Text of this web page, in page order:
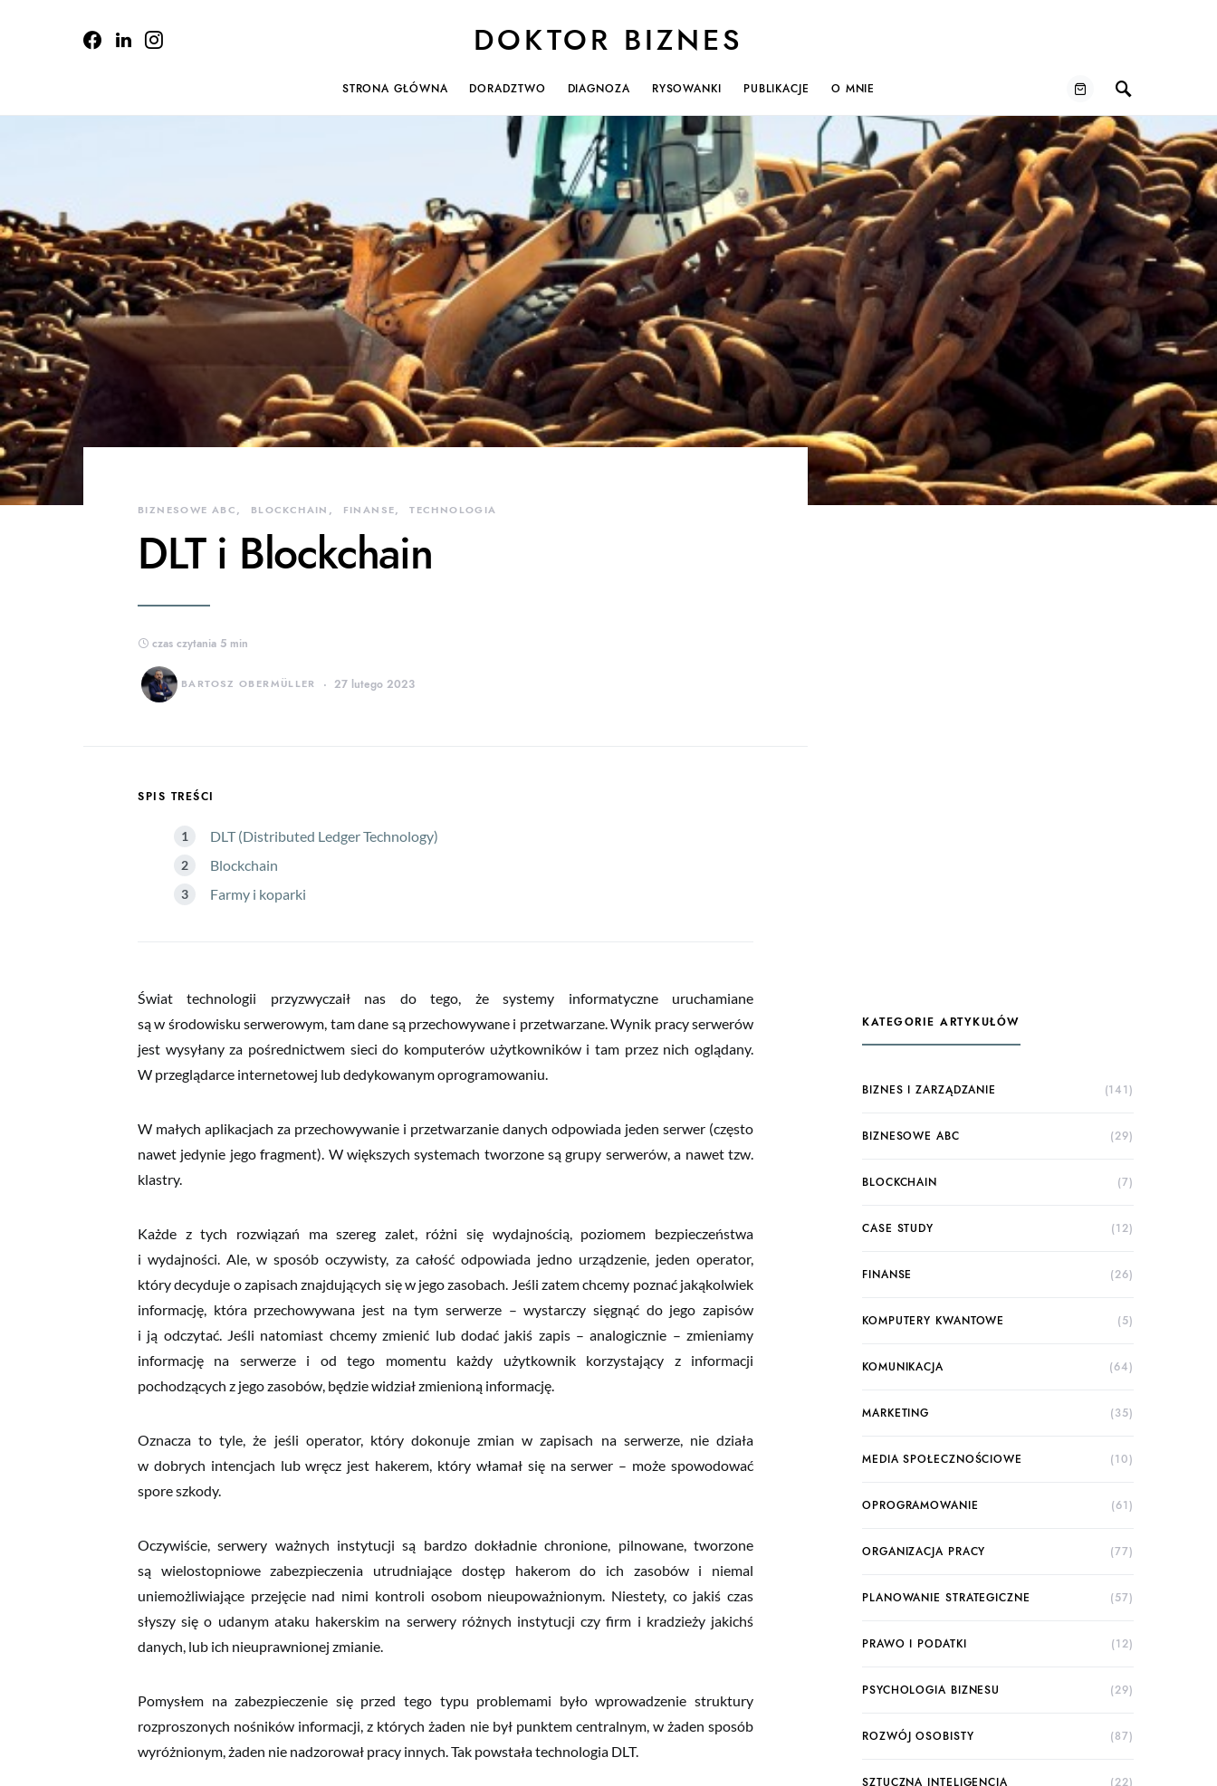
DOKTOR BIZNES
STRONA GŁÓWNA DORADZTWO DIAGNOZA RYSOWANKI PUBLIKACJE O MNIE
BIZNESOWE ABC BLOCKCHAIN FINANSE TECHNOLOGIA
DLT i Blockchain
czas czytania 5 min
BARTOSZ OBERMÜLLER 27 lutego 2023
SPIS TREŚCI
DLT (Distributed Ledger Technology)
Blockchain
Farmy i koparki
Świat technologii przyzwyczaił nas do tego, że systemy informatyczne uruchamiane
są w środowisku serwerowym, tam dane są przechowywane i przetwarzane. Wynik pracy serwerów
jest wysyłany za pośrednictwem sieci do komputerów użytkowników i tam przez nich oglądany.
W przeglądarce internetowej lub dedykowanym oprogramowaniu.
W małych aplikacjach za przechowywanie i przetwarzanie danych odpowiada jeden serwer (często
nawet jedynie jego fragment). W większych systemach tworzone są grupy serwerów, a nawet tzw.
klastry.
Każde z tych rozwiązań ma szereg zalet, różni się wydajnością, poziomem bezpieczeństwa
i wydajności. Ale, w sposób oczywisty, za całość odpowiada jedno urządzenie, jeden operator,
który decyduje o zapisach znajdujących się w jego zasobach. Jeśli zatem chcemy poznać jakąkolwiek
informację, która przechowywana jest na tym serwerze – wystarczy sięgnąć do jego zapisów
i ją odczytać. Jeśli natomiast chcemy zmienić lub dodać jakiś zapis – analogicznie – zmieniamy
informację na serwerze i od tego momentu każdy użytkownik korzystający z informacji
pochodzących z jego zasobów, będzie widział zmienioną informację.
Oznacza to tyle, że jeśli operator, który dokonuje zmian w zapisach na serwerze, nie działa
w dobrych intencjach lub wręcz jest hakerem, który włamał się na serwer – może spowodować
spore szkody.
Oczywiście, serwery ważnych instytucji są bardzo dokładnie chronione, pilnowane, tworzone
są wielostopniowe zabezpieczenia utrudniające dostęp hakerom do ich zasobów i niemal
uniemożliwiające przejęcie nad nimi kontroli osobom nieupoważnionym. Niestety, co jakiś czas
słyszy się o udanym ataku hakerskim na serwery różnych instytucji czy firm i kradzieży jakichś
danych, lub ich nieuprawnionej zmianie.
Pomysłem na zabezpieczenie się przed tego typu problemami było wprowadzenie struktury
rozproszonych nośników informacji, z których żaden nie był punktem centralnym, w żaden sposób
wyróżnionym, żaden nie nadzorował pracy innych. Tak powstała technologia DLT.